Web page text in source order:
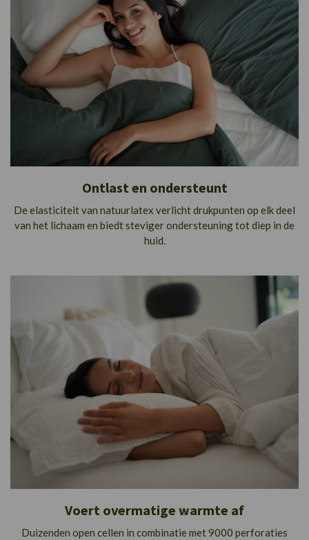
Ontlast en ondersteunt
De elasticiteit van natuurlatex verlicht drukpunten op elk deel
van het lichaam en biedt steviger ondersteuning tot diep in de
huid.
Voert overmatige warmte af
Duizenden open cellen in combinatie met 9000 perforaties